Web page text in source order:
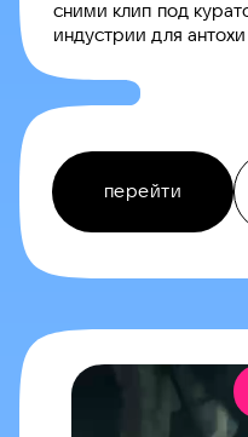
​​сними клип под
индустрии для
перейти